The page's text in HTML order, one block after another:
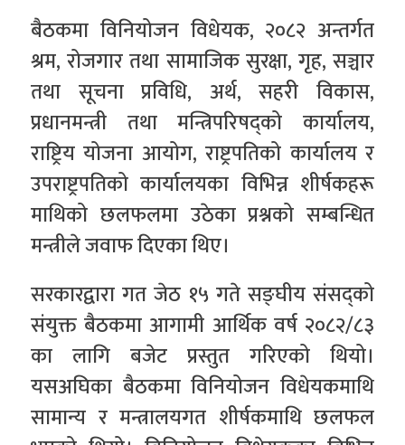
बैठकमा विनियोजन विधेयक, २०८२ अन्तर्गत
श्रम, रोजगार तथा सामाजिक सुरक्षा, गृह, सञ्चार
तथा सूचना प्रविधि, अर्थ, सहरी विकास,
प्रधानमन्त्री तथा मन्त्रिपरिषद्को कार्यालय,
राष्ट्रिय योजना आयोग, राष्ट्रपतिको कार्यालय र
उपराष्ट्रपतिको कार्यालयका विभिन्न शीर्षकहरू
माथिको छलफलमा उठेका प्रश्नको सम्बन्धित
मन्त्रीले जवाफ दिएका थिए।
सरकारद्वारा गत जेठ १५ गते सङ्घीय संसद्को
संयुक्त बैठकमा आगामी आर्थिक वर्ष २०८२/८३
का लागि बजेट प्रस्तुत गरिएको थियो।
यसअघिका बैठकमा विनियोजन विधेयकमाथि
सामान्य र मन्त्रालयगत शीर्षकमाथि छलफल